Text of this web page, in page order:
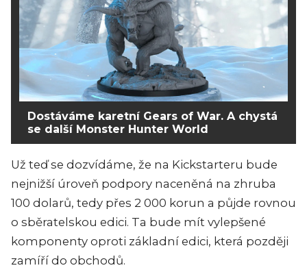
Dostáváme karetní Gears of War. A chystá
se další Monster Hunter World
Už teď se dozvídáme, že na Kickstarteru bude
nejnižší úroveň podpory naceněná na zhruba
100 dolarů, tedy přes 2 000 korun a půjde rovnou
o sběratelskou edici. Ta bude mít vylepšené
komponenty oproti základní edici, která později
zamíří do obchodů.